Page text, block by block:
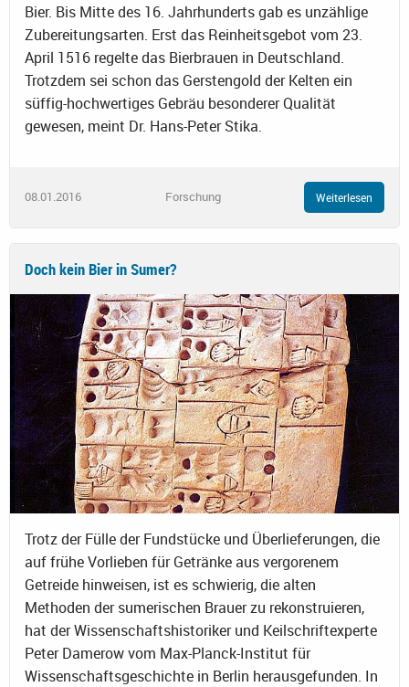
Bier. Bis Mitte des 16. Jahrhunderts gab es unzählige
Zubereitungsarten. Erst das Reinheitsgebot vom 23.
April 1516 regelte das Bierbrauen in Deutschland.
Trotzdem sei schon das Gerstengold der Kelten ein
süffig-hochwertiges Gebräu besonderer Qualität
gewesen, meint Dr. Hans-Peter Stika.
08.01.2016 Forschung Weiterlesen
Doch kein Bier in Sumer?
Trotz der Fülle der Fundstücke und Überlieferungen, die
auf frühe Vorlieben für Getränke aus vergorenem
Getreide hinweisen, ist es schwierig, die alten
Methoden der sumerischen Brauer zu rekonstruieren,
hat der Wissenschaftshistoriker und Keilschriftexperte
Peter Damerow vom Max-Planck-Institut für
Wissenschaftsgeschichte in Berlin herausgefunden. In